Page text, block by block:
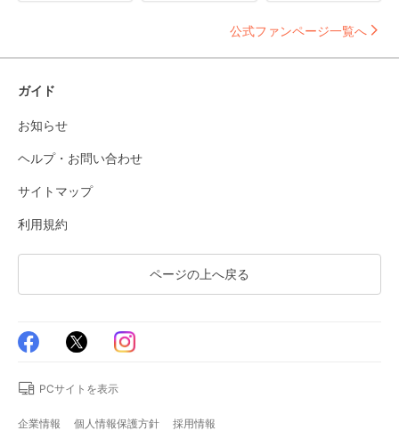
公式ファンページ一覧へ
ガイド
お知らせ
ヘルプ・お問い合わせ
サイトマップ
利用規約
ページの上へ戻る
PCサイトを表示
企業情報 個人情報保護方針 採用情報